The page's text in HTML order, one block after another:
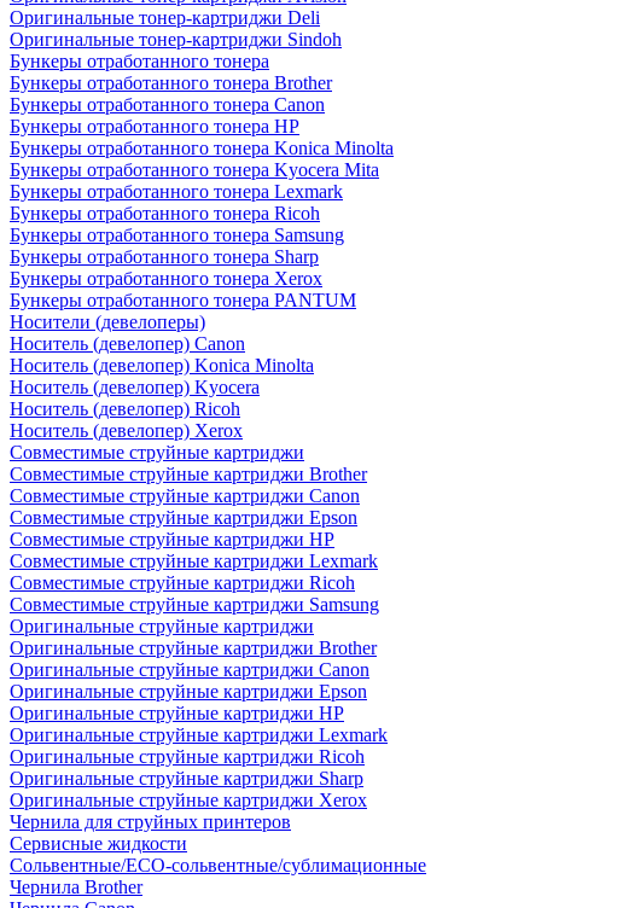
Оригинальные тонер-картриджи Deli
Оригинальные тонер-картриджи Sindoh
Бункеры отработанного тонера
Бункеры отработанного тонера Brother
Бункеры отработанного тонера Canon
Бункеры отработанного тонера HP
Бункеры отработанного тонера Konica Minolta
Бункеры отработанного тонера Kyocera Mita
Бункеры отработанного тонера Lexmark
Бункеры отработанного тонера Ricoh
Бункеры отработанного тонера Samsung
Бункеры отработанного тонера Sharp
Бункеры отработанного тонера Xerox
Бункеры отработанного тонера PANTUM
Носители (девелоперы)
Носитель (девелопер) Canon
Носитель (девелопер) Konica Minolta
Носитель (девелопер) Kyocera
Носитель (девелопер) Ricoh
Носитель (девелопер) Xerox
Совместимые струйные картриджи
Совместимые струйные картриджи Brother
Совместимые струйные картриджи Canon
Совместимые струйные картриджи Epson
Совместимые струйные картриджи HP
Совместимые струйные картриджи Lexmark
Совместимые струйные картриджи Ricoh
Совместимые струйные картриджи Samsung
Оригинальные струйные картриджи
Оригинальные струйные картриджи Brother
Оригинальные струйные картриджи Canon
Оригинальные струйные картриджи Epson
Оригинальные струйные картриджи HP
Оригинальные струйные картриджи Lexmark
Оригинальные струйные картриджи Ricoh
Оригинальные струйные картриджи Sharp
Оригинальные струйные картриджи Xerox
Чернила для струйных принтеров
Сервисные жидкости
Сольвентные/ECO-сольвентные/сублимационные
Чернила Brother